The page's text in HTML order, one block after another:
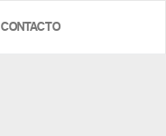
CONTACTO